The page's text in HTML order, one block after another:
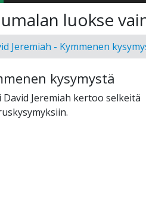
luokse
Jeremiah - Kymmenen
kysymystä
Jeremiah kertoo selkeitä